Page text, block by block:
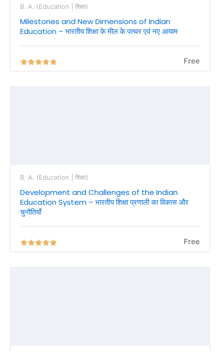
B. A. (Education | शिक्षा)
Milestones and New Dimensions of Indian
Education – भारतीय शिक्षा के मील के पत्थर एवं नए आयाम
Free
B. A. (Education | शिक्षा)
Development and Challenges of the Indian
Education System – भारतीय शिक्षा प्रणाली का विकास और
चुनौतियाँ
Free